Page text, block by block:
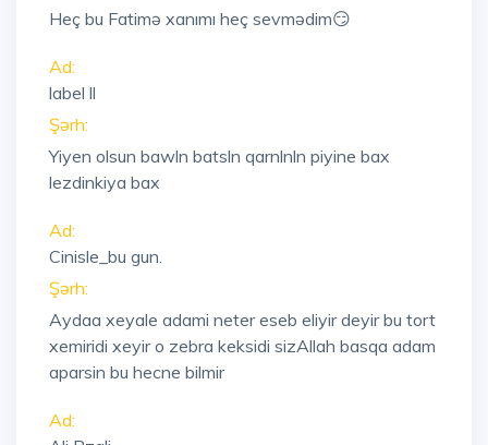
Heç bu Fatimə xanımı heç sevmədim😏
Ad:
label ll
Şərh:
Yiyen olsun bawln batsln qarnlnln piyine bax
lezdinkiya bax
Ad:
Cinisle_bu gun.
Şərh:
Aydaa xeyale adami neter eseb eliyir deyir bu tort
xemiridi xeyir o zebra keksidi sizAllah basqa adam
aparsin bu hecne bilmir
Ad: